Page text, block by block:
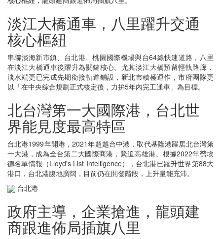
淡江大橋通車，八里躍升交通
核心樞紐
串聯淡海新市鎮、台北港、桃園國際機場與台64線快速道路，八里
在淡江大橋通車後躍升為關鍵核心。尤其淡江大橋預留輕軌路廊，
淡水端更已完成先期銜接軌道鋪設，新北市積極運作，市府團隊更
以「在中央綜合規劃正式核定後，力拚5年內完工通車」為目標。
北台灣第一大國際港，台北世
界能見度最高特區
台北港1999年開港，2021年超越台中港，取代基隆港躍居北台灣第
一大港，成為全台第二大國際商港，緊追高雄港。根據2022年勞埃
德名單情報（Lloyd's List Intelligence），台北港已躍升世界第88大
港口，台北港腹地廣闊，目前仍在開發階段，上升量能充沛。
台北港
政府主導，企業搶進，龍頭建
商跟進佈局插旗八里